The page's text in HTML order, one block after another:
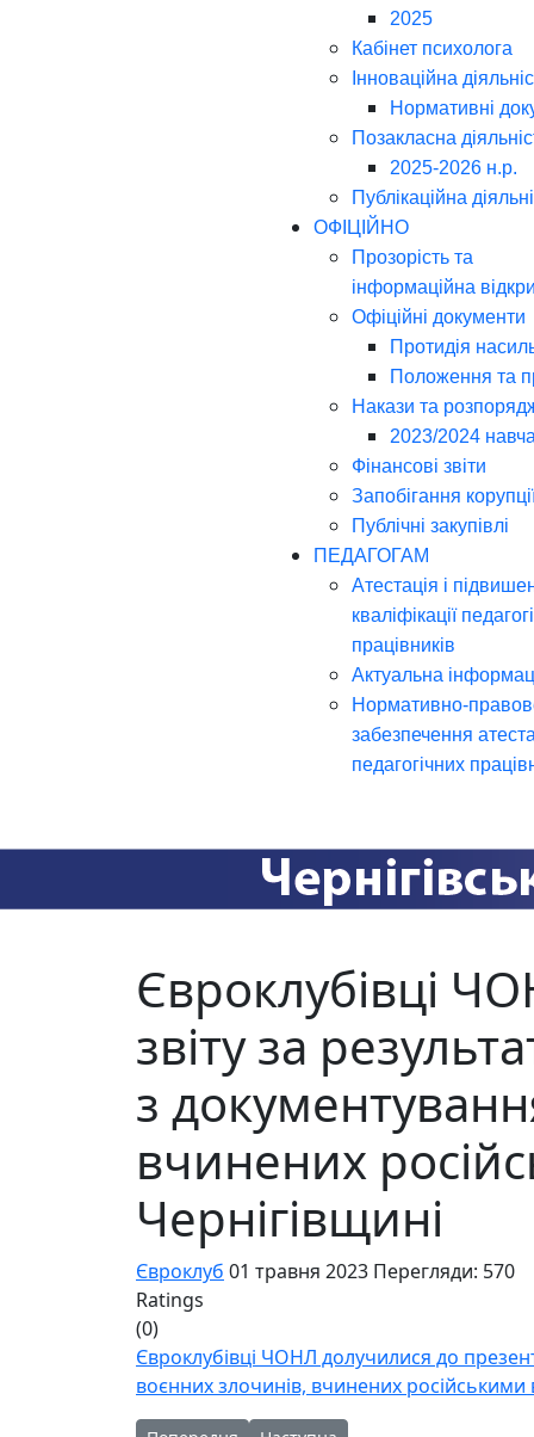
2025
Кабінет психолога
Інноваційна
Нормативні
Позакласна
2025-2026 н.р.
Публікаційна
ОФІЦІЙНО
Прозорість та
інформаційна
Офіційні документи
Протидія
Положення та
Накази та
2023/2024
Фінансові звіти
Запобігання
Публічні закупівлі
ПЕДАГОГАМ
Атестація і
кваліфікації
працівників
Актуальна
Нормативно-
забезпечення
педагогічних
Євроклубівці
звіту за
з
вчинених
Чернігівщині
Євроклуб 01 травня 2023 Перегляди: 570
Ratings
(0)
Євроклубівці ЧОНЛ долучилися до
воєнних злочинів, вчинених російськими